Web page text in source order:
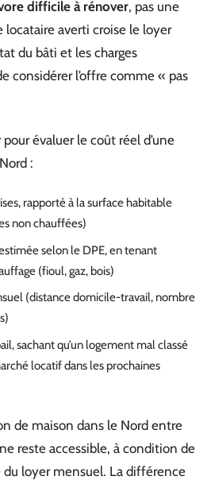
difficile à rénover, pas une
averti croise le loyer
du bâti et les charges
considérer l’offre comme « pas
évaluer le coût réel d’une
:
rapporté à la surface habitable
non chauffées)
selon le DPE, en tenant
(fioul, gaz, bois)
(distance domicile-travail, nombre
sachant qu’un logement mal classé
locatif dans les prochaines
de maison dans le Nord entre
reste accessible, à condition de
du loyer mensuel. La différence